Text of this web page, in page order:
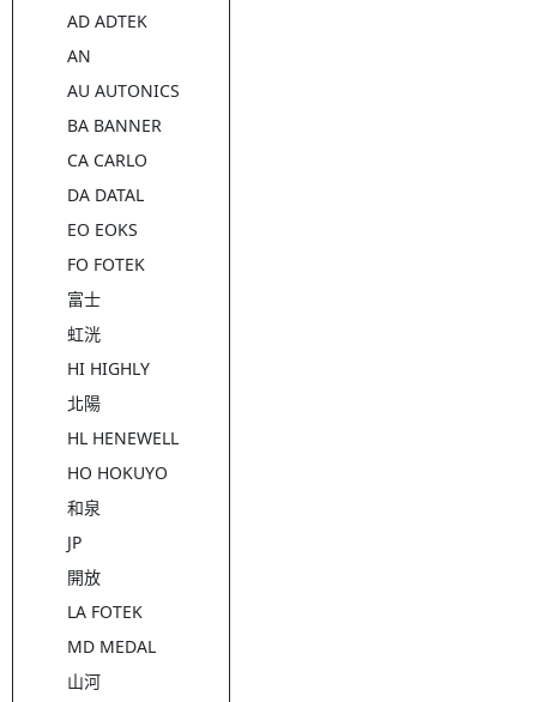
AD ADTEK
AN
AU AUTONICS
BA BANNER
CA CARLO
DA DATAL
EO EOKS
FO FOTEK
富士
虹洸
HI HIGHLY
北陽
HL HENEWELL
HO HOKUYO
和泉
JP
開放
LA FOTEK
MD MEDAL
山河